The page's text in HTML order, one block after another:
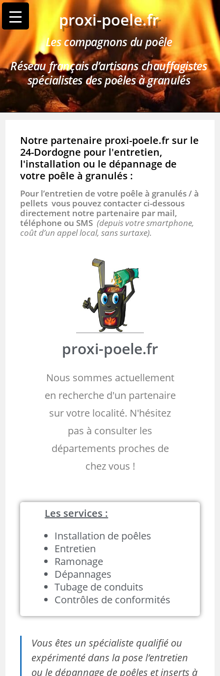
proxi-poele.fr
Les compagnons du poêle
Réseau français d’artisans chauffagistes
spécialistes des poêles à granulés
Notre partenaire proxi-poele.fr sur le
24-Dordogne pour l'entretien,
l'installation ou le dépannage de
votre poêle à granulés :
Pour l’entretien de votre poêle à granulés / à
pellets vous pouvez contacter ci-dessous
directement notre partenaire par mail,
téléphone ou SMS(depuis votre smartphone,
coût d’un appel local, sans surtaxe).
proxi-poele.fr
Nous sommes actuellement
en recherche d'un partenaire
sur votre localité. N'hésitez
pas à consulter les
départements proches de
chez vous !
Les services :
Installation de poêles
Entretien
Ramonage
Dépannages
Tubage de conduits
Contrôles de conformités
Vous êtes un spécialiste qualifié ou
expérimenté dans la pose l’entretien
ou le dépannage de poêles et inserts à